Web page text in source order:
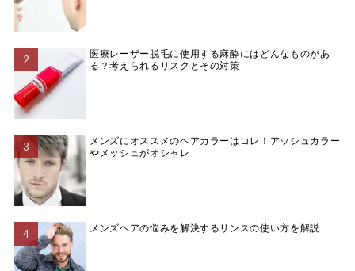
医療レーザー脱毛に使用する麻酔にはどんなものがあ
る？考えられるリスクとその対策
メンズにオススメのヘアカラーはコレ！アッシュカラー
やメッシュがオシャレ
メンズヘアの悩みを解決するリンスの使い方を解説